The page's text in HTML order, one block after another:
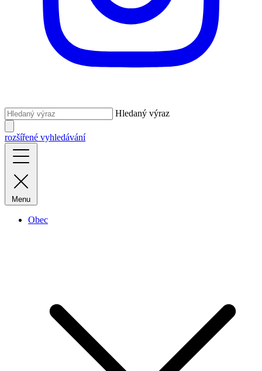
Hledaný výraz
rozšířené vyhledávání
Menu
Obec